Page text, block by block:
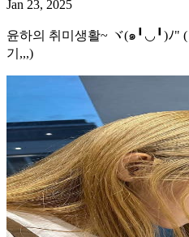
Jan 23, 2025
윤하의 취미생활~ ヾ(๑╹◡╹)ﾉ" (
기,,,)